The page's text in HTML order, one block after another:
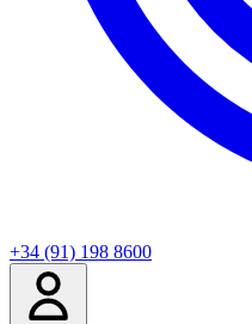
+34 (91) 198 8600